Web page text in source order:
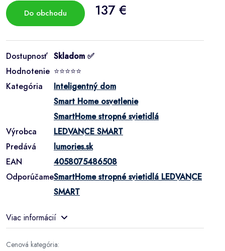
Do obchodu 137 €
Dostupnosť Skladom ✅
Hodnotenie ⭐⭐⭐⭐⭐
Kategória
Inteligentný dom
Smart Home osvetlenie
SmartHome stropné svietidlá
Výrobca
LEDVANCE SMART
Predává
lumories.sk
EAN
4058075486508
OdporúčameSmartHome stropné svietidlá LEDVANCE
SMART
Viac informácií
Cenová kategória: